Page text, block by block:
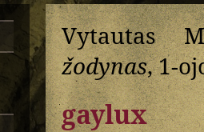
Vytautas
žodynas, 1-
gaylux